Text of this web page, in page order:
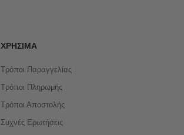
ΧΡΉΣΙΜΑ
Τρόποι Παραγγελίας
Τρόποι Πληρωμής
Τρόποι Αποστολής
Συχνές Ερωτήσεις